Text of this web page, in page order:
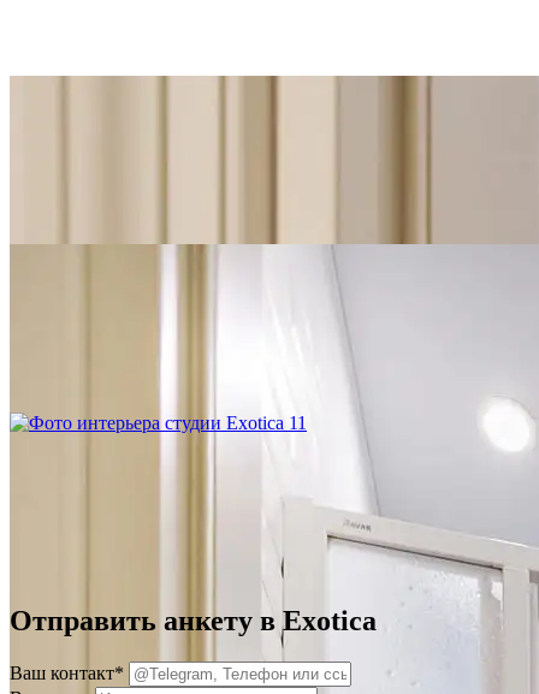
Отправить анкету в Exotica
Ваш контакт*